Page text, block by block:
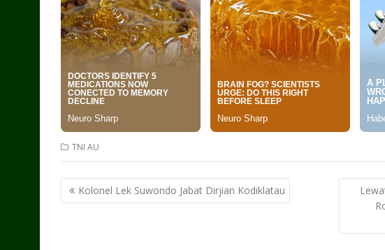
TNI AU
Post
navigation
Kolonel Lek Suwondo Jabat Dirjian Kodiklatau